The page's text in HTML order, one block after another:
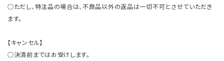
○ただし、特注品の場合は、不良品以外の返品は一切不可とさせていただき
ます。
【キャンセル】
○決済前まではお受けします。